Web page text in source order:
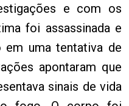
e com os
foi assassinada e
uma tentativa de
apontaram que
sinais de vida